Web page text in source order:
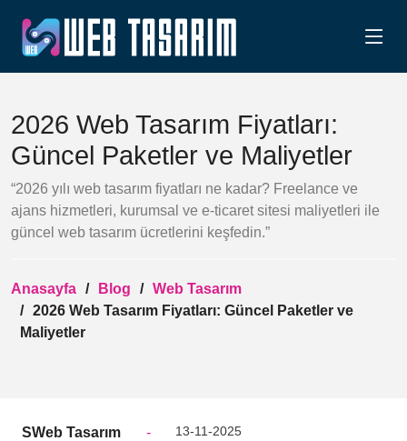
2026 Web Tasarım Fiyatları:
Güncel Paketler ve Maliyetler
“2026 yılı web tasarım fiyatları ne kadar? Freelance ve
ajans hizmetleri, kurumsal ve e-ticaret sitesi maliyetleri ile
güncel web tasarım ücretlerini keşfedin.”
Anasayfa Blog
Web Tasarım
2026 Web Tasarım Fiyatları: Güncel Paketler ve
Maliyetler
SWeb Tasarım - 13-11-2025